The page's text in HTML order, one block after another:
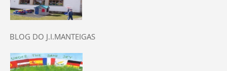
BLOG DO J.I.MANTEIGAS